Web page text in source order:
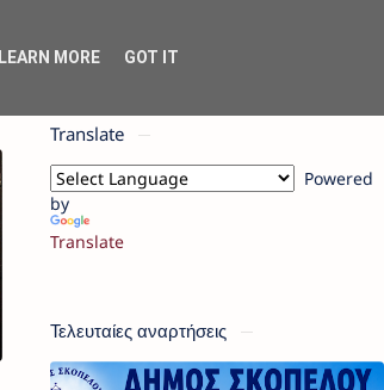
Translate
Powered
by
Translate
Τελευταίες αναρτήσεις
LEARN MORE GOT IT